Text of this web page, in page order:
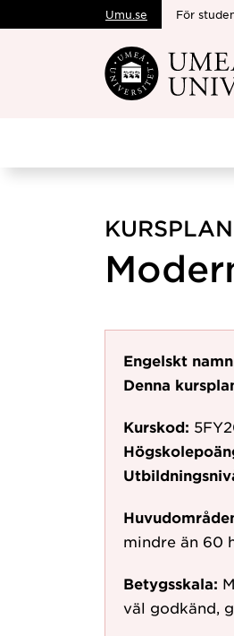
Hoppa direkt
Umu.se För
Engelskt
Denna
Kurskod:
mindre än 60
Betygsskala:
väl godkänd,